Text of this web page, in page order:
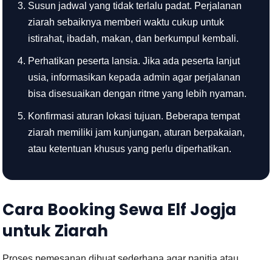
Susun jadwal yang tidak terlalu padat. Perjalanan
ziarah sebaiknya memberi waktu cukup untuk
istirahat, ibadah, makan, dan berkumpul kembali.
Perhatikan peserta lansia. Jika ada peserta lanjut
usia, informasikan kepada admin agar perjalanan
bisa disesuaikan dengan ritme yang lebih nyaman.
Konfirmasi aturan lokasi tujuan. Beberapa tempat
ziarah memiliki jam kunjungan, aturan berpakaian,
atau ketentuan khusus yang perlu diperhatikan.
Cara Booking Sewa Elf Jogja
untuk Ziarah